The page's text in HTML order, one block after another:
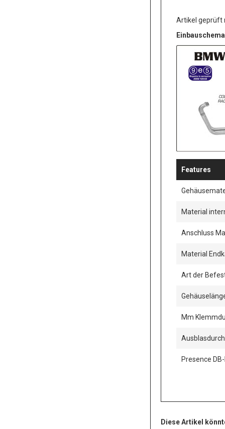
Artikel geprüft
Einbauschema
Features
Material
Anschluss
Material
Art der
Mm
Presence
Diese Artikel